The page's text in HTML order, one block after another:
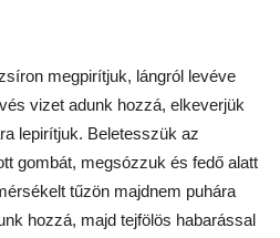
megpirítjuk, lángról levéve
vizet adunk hozzá, elkeverjük
lepirítjuk. Beletesszük az
gombát, megsózzuk és fedő alatt
tűzön majdnem puhára
hozzá, majd tejfölös habarással